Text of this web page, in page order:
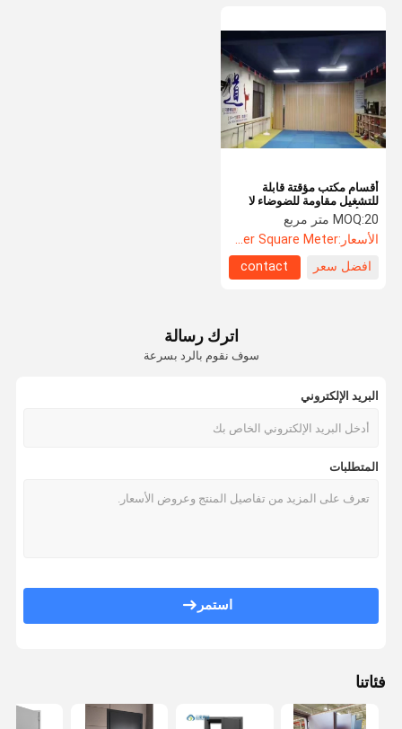
أقسام مكتب مؤقتة قابلة
للتشغيل مقاومة للضوضاء لا
تصدأMOQ:20 متر مربع
الأسعار:US$105.5 Per Square Meter
افضل سعر
contact
اترك رسالة
سوف نقوم بالرد بسرعة
البريد الإلكتروني
المتطلبات
استمر
فئاتنا